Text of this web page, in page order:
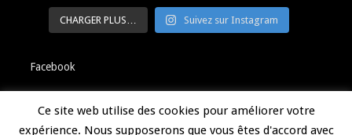
CHARGER PLUS… Suivez sur Instagram
Facebook
Ce site web utilise des cookies pour améliorer votre
expérience. Nous supposerons que vous êtes d'accord avec